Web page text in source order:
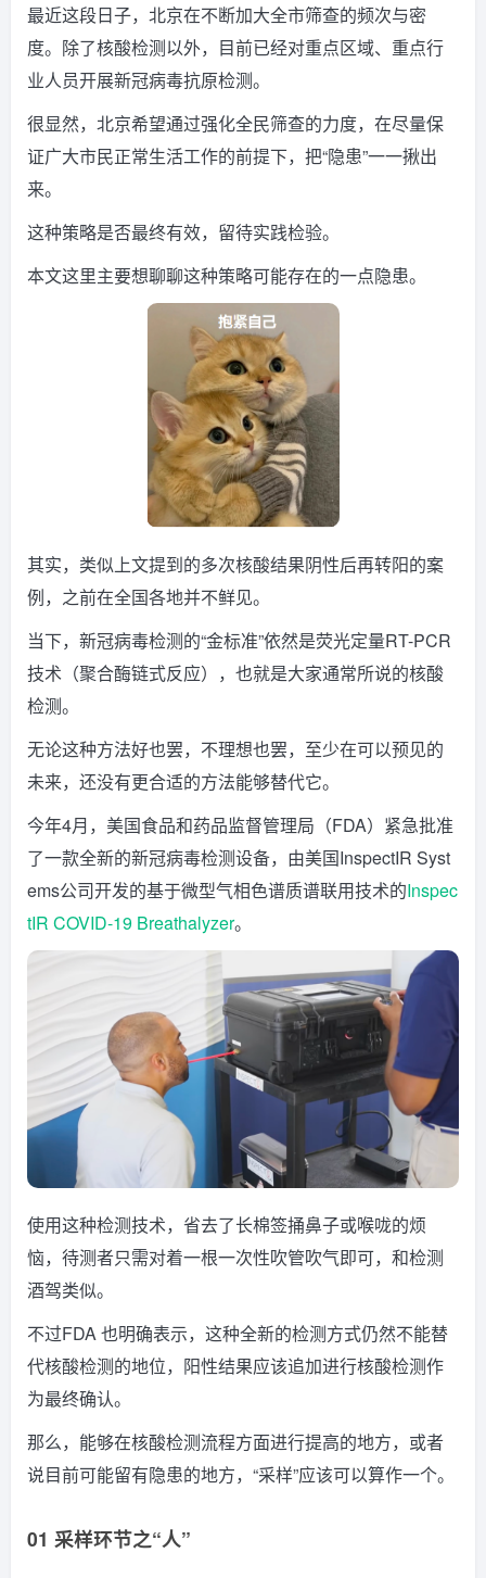
最近这段日子，北京在不断加大全市筛查的频次与密
度。除了核酸检测以外，目前已经对重点区域、重点行
业人员开展新冠病毒抗原检测。
很显然，北京希望通过强化全民筛查的力度，在尽量保
证广大市民正常生活工作的前提下，把“隐患”一一揪出
来。
这种策略是否最终有效，留待实践检验。
本文这里主要想聊聊这种策略可能存在的一点隐患。
其实，类似上文提到的多次核酸结果阴性后再转阳的案
例，之前在全国各地并不鲜见。
当下，新冠病毒检测的“金标准”依然是荧光定量RT-PCR
技术（聚合酶链式反应），也就是大家通常所说的核酸
检测。
无论这种方法好也罢，不理想也罢，至少在可以预见的
未来，还没有更合适的方法能够替代它。
今年4月，美国食品和药品监督管理局（FDA）紧急批准
了一款全新的新冠病毒检测设备，由美国InspectIR Syst
ems公司开发的基于微型气相色谱质谱联用技术的Inspec
tIR COVID-19 Breathalyzer。
使用这种检测技术，省去了长棉签捅鼻子或喉咙的烦
恼，待测者只需对着一根一次性吹管吹气即可，和检测
酒驾类似。
不过FDA 也明确表示，这种全新的检测方式仍然不能替
代核酸检测的地位，阳性结果应该追加进行核酸检测作
为最终确认。
那么，能够在核酸检测流程方面进行提高的地方，或者
说目前可能留有隐患的地方，“采样”应该可以算作一个。
01 采样环节之“人”